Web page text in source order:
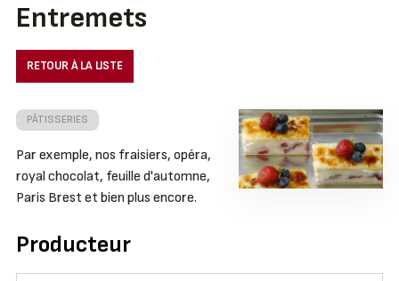
Entremets
RETOUR À LA LISTE
PÂTISSERIES
Par exemple, nos fraisiers, opéra,
royal chocolat, feuille d'automne,
Paris Brest et bien plus encore.
Producteur